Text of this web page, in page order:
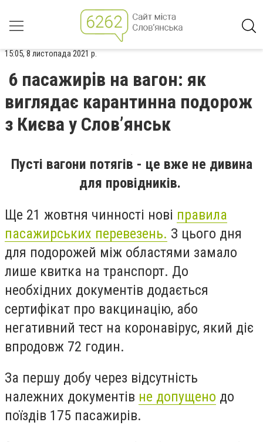
15:05, 8 листопада 2021 р.
6 пасажирів на вагон: як
виглядає карантинна подорож
з Києва у Слов’янськ
Пусті вагони потягів - це вже не дивина
для провідників.
Ще 21 жовтня чинності нові правила
пасажирських перевезень. З цього дня
для подорожей між областями замало
лише квитка на транспорт. До
необхідних документів додається
сертифікат про вакцинацію, або
негативний тест на коронавірус, який діє
впродовж 72 годин.
За першу добу через відсутність
належних документів не допущено до
поїздів 175 пасажирів.